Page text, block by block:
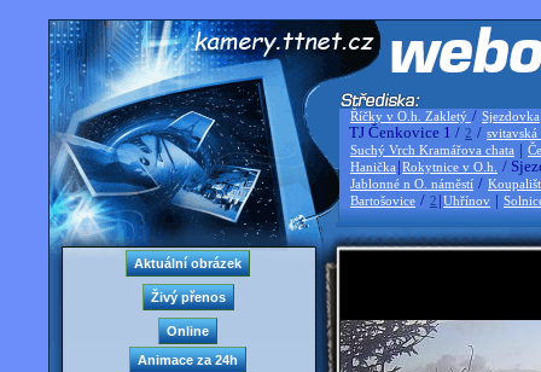
Říčky v O.h. Zakletý / Sjezdovka
TJ Čenkovice 1 / 2 / svitavská
Suchý Vrch Kramářova chata |
Hanička |Rokytnice v O.h. /
Jablonné n O. náměstí /
Bartošovice / 2 |Uhřínov |